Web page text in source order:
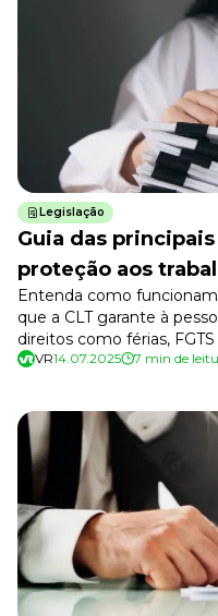
Aprofunde seu
Ferramentas e
Para agilizar o seu
Infográfico
Conteúdo prático e
Kits
Materiais centralizados
Lives
Newsletters
Legislação
Guia das
proteção aos
Entenda como funcionam
que a CLT garante à
direitos como férias,
VR14.07.2025 7 min de